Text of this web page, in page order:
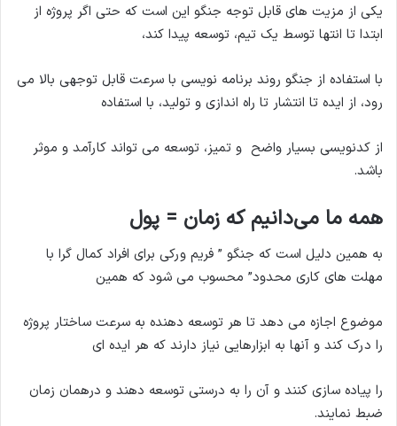
یکی از مزیت های قابل توجه جنگو این است که حتی اگر پروژه از
ابتدا تا انتها توسط یک تیم، توسعه پیدا کند،
با استفاده از جنگو روند برنامه نویسی با سرعت قابل توجهی بالا می
رود، از ایده تا انتشار تا راه اندازی و تولید، با استفاده
از کدنویسی بسیار واضح و تمیز، توسعه می تواند کارآمد و موثر
باشد.
همه ما می‌دانیم که زمان = پول
به همین دلیل است که جنگو ” فریم ورکی برای افراد کمال گرا با
مهلت های کاری محدود” محسوب می شود که همین
موضوع اجازه می دهد تا هر توسعه دهنده به سرعت ساختار پروژه
را درک کند و آنها به ابزارهایی نیاز دارند که هر ایده ای
را پیاده سازی کنند و آن را به درستی توسعه دهند و درهمان زمان
ضبط نمایند.